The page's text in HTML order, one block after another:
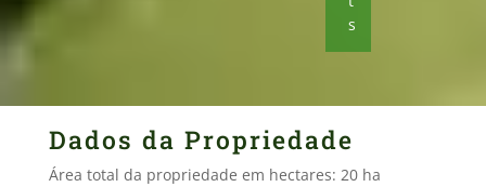
s
Dados da Propriedade
Área total da propriedade em hectares: 20 ha